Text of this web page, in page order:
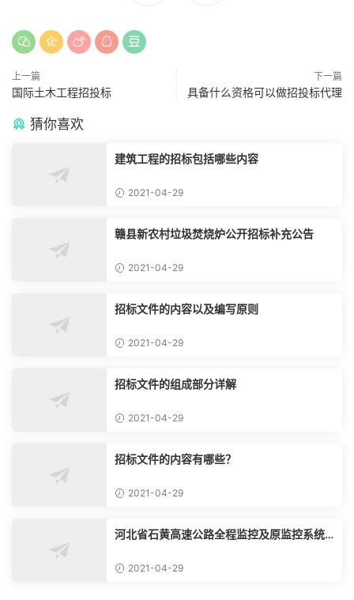
上一篇
国际土木工程招投标
下一篇
具备什么资格可以做招投标代理
猜你喜欢
建筑工程的招标包括哪些内容
2021-04-29
赣县新农村垃圾焚烧炉公开招标补充公告
2021-04-29
招标文件的内容以及编写原则
2021-04-29
招标文件的组成部分详解
2021-04-29
招标文件的内容有哪些？
2021-04-29
河北省石黄高速公路全程监控及原监控系统
2021-04-29